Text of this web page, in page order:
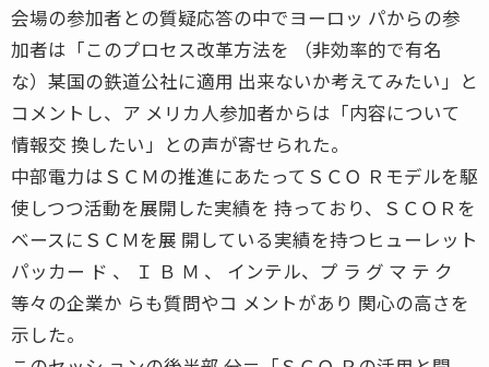
会場の参加者との質疑応答の中でヨーロッ パからの参
加者は「このプロセス改革方法を （非効率的で有名
な）某国の鉄道公社に適用 出来ないか考えてみたい」と
コメントし、ア メリカ人参加者からは「内容について
情報交 換したい」との声が寄せられた。
中部電力はＳＣＭの推進にあたってＳＣＯ Ｒモデルを駆
使しつつ活動を展開した実績を 持っており、ＳＣＯＲを
ベースにＳＣＭを展 開している実績を持つヒューレット
パッカー ド 、 Ｉ Ｂ Ｍ 、 インテル、プ ラ グ マ テ ク
等々の企業か らも質問やコ メントがあり 関心の高さを
示した。